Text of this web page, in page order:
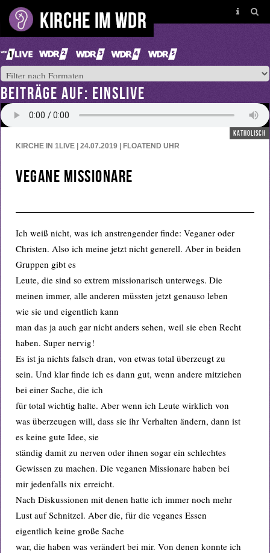
BEITRÄGE AUF: EINSLIVE
katholisch
KIRCHE IN 1LIVE | 24.07.2019 | FLOATEND UHR
Vegane Missionare
Ich weiß nicht, was ich anstrengender finde: Veganer oder
Christen. Also ich meine jetzt nicht generell. Aber in beiden
Gruppen gibt es
Leute, die sind so extrem missionarisch unterwegs. Die
meinen immer, alle anderen müssten jetzt genauso leben
wie sie und eigentlich kann
man das ja auch gar nicht anders sehen, weil sie eben Recht
haben. Super nervig!
Es ist ja nichts falsch dran, von etwas total überzeugt zu
sein. Und klar finde ich es dann gut, wenn andere mitziehen
bei einer Sache, die ich
für total wichtig halte. Aber wenn ich Leute wirklich von
was überzeugen will, dass sie ihr Verhalten ändern, dann ist
es keine gute Idee, sie
ständig damit zu nerven oder ihnen sogar ein schlechtes
Gewissen zu machen. Die veganen Missionare haben bei
mir jedenfalls nix erreicht.
Nach Diskussionen mit denen hatte ich immer noch mehr
Lust auf Schnitzel. Aber die, für die veganes Essen
eigentlich keine große Sache
war, die haben was verändert bei mir. Von denen konnte ich